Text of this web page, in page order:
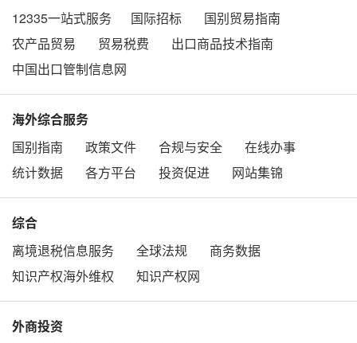
12335一站式服务
国际招标
国别贸易指南
农产品贸易
贸易税费
出口商品技术指南
中国出口管制信息网
海外综合服务
国别指南
政策文件 合规与安全
在线办事
统计数据
各方平台 投资促进 网站集锦
综合
离境退税信息服务
全球法规
商务数据
知识产权海外维权
知识产权网
外商投资